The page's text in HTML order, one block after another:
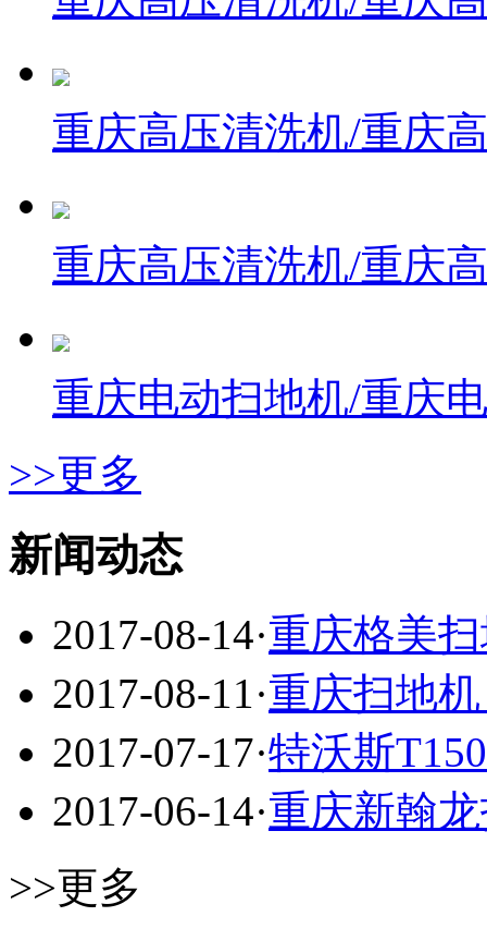
重庆高压清洗机/重庆
重庆高压清洗机/重庆
重庆电动扫地机/重庆
>>更多
新闻动态
2017-08-14·重庆格美
2017-08-11·重庆扫地
2017-07-17·特沃斯
2017-06-14·重庆新翰
>>更多